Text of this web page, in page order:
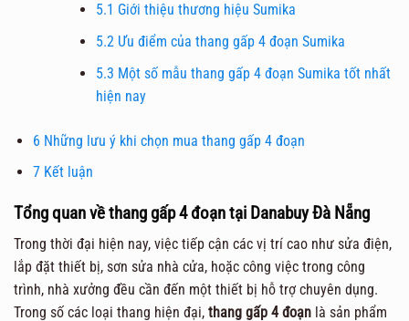
5.1 Giới thiệu thương hiệu Sumika
5.2Ưu điểm của thang gấp 4 đoạn Sumika
5.3 Một số mẫu thang gấp 4 đoạn Sumika tốt nhất
hiện nay
6 Những lưu ý khi chọn mua thang gấp 4 đoạn
7Kết luận
Tổng quan về thang gấp 4 đoạn tại Danabuy Đà Nẵng
Trong thời đại hiện nay, việc tiếp cận các vị trí cao như sửa điện,
lắp đặt thiết bị, sơn sửa nhà cửa, hoặc công việc trong công
trình, nhà xưởng đều cần đến một thiết bị hỗ trợ chuyên dụng.
Trong số các loại thang hiện đại, thang gấp 4 đoạn là sản phẩm